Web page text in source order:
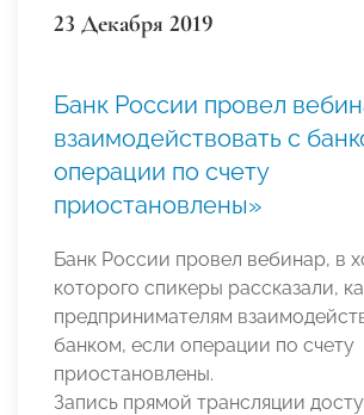
23 Декабря 2019
Банк России провел
взаимодействовать с
операции по счету
приостановлены»
Банк России провел вебинар, в
которого спикеры рассказали,
предпринимателям
банком, если операции по счету
приостановлены.
Запись прямой трансляции